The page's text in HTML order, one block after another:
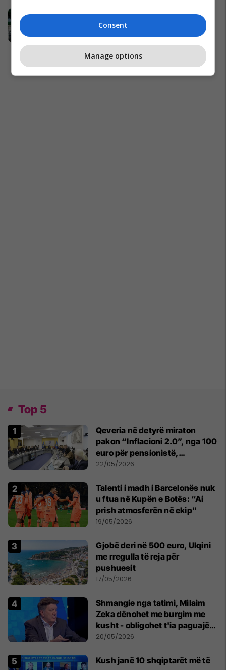
Enrad zgjeron kapacitetet
prodhuese, fillon eksportin edhe në
Poloni e Çeki
Enrad
Top 5
Qeveria në detyrë miraton
pakon “Inflacioni 2.0”, nga 100
euro për pensionistë,
punëtorët privat, fëmijë dhe
22/05/2026
Talenti i madh i Barcelonës nuk
u ftua në Kupën e Botës: “Ai
prish atmosferën në ekip"
19/05/2026
Gjobë deri në 500 euro, Ulqini
me rregulla të reja për
pushuesit
17/05/2026
Shmangie nga tatimi, Milaim
Zeka dënohet me burgim me
kusht - obligohet t'ia paguajë
ATK-së 81 mijë euro
20/05/2026
Kush janë 10 shqiptarët më të
Consent
Manage options